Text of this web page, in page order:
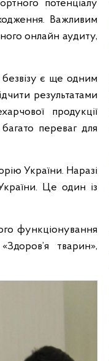
потенціалу
Важливим
онлайн аудиту,
є ще одним
результатами
продукції
переваг для
України. Наразі
Це один із
функціонування
тварин»,